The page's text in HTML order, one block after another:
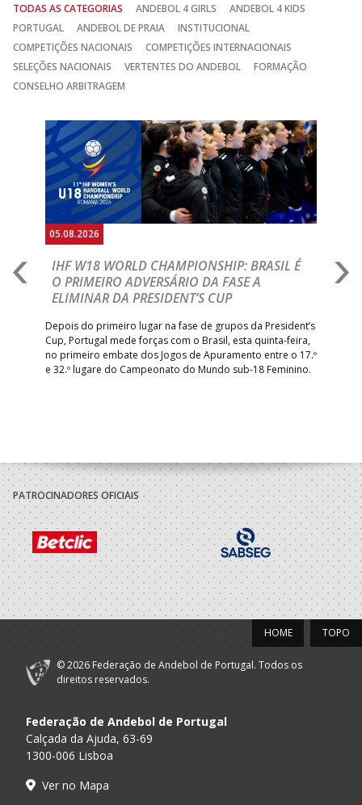
TODAS AS CATEGORIAS ANDEBOL 4 GIRLS
ANDEBOL 4 KIDS
PORTUGAL
ANDEBOL DE PRAIA
INSTITUCIONAL
COMPETIÇÕES NACIONAIS
COMPETIÇÕES INTERNACIONAIS
SELEÇÕES NACIONAIS
VERTENTES DO ANDEBOL
FORMAÇÃO
CONSELHO ARBITRAGEM
05.08.2026
IHF W18 WORLD CHAMPIONSHIP: BRASIL É
O PRIMEIRO ADVERSÁRIO DA FASE A
ELIMINAR DA PRESIDENT’S CUP
Depois do primeiro lugar na fase de grupos da President’s
Cup, Portugal mede forças com o Brasil, esta quinta-feira,
no primeiro embate dos Jogos de Apuramento entre o 17.º
e 32.º lugare do Campeonato do Mundo sub-18 Feminino.
Anterior
PATROCINADORES OFICIAIS
TOPO
HOME
© 2026 Federação de Andebol de Portugal. Todos os
direitos reservados.
Federação de Andebol de Portugal
Calçada da Ajuda, 63-69
1300-006 Lisboa
Ver no Mapa